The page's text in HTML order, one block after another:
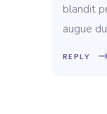
blandit
augue
REPLY